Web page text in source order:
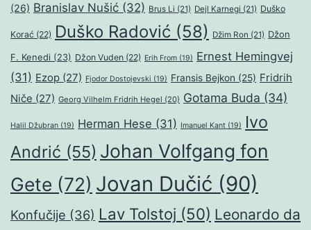
(26) Branislav Nušić (32) Brus Li (21) Dejl Karnegi (21) Duško
Korać (22) Duško Radović (58) Džim Ron (21) Džon
F. Kenedi (23) Džon Vuden (22) Erih From (19) Ernest Hemingvej
(31) Ezop (27) Fjodor Dostojevski (19) Fransis Bejkon (25) Fridrih
Niče (27) Georg Vilhelm Fridrih Hegel (20) Gotama Buda (34)
Halil Džubran (19) Herman Hese (31) Imanuel Kant (19)
Ivo
Andrić (55) Johan Volfgang fon
Gete (72) Jovan Dučić (90)
Konfučije (36) Lav Tolstoj (50) Leonardo da